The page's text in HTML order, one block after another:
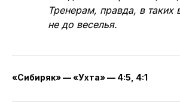
в этом противостоянии
по 3 балла. Такие
всегда очень нравится,